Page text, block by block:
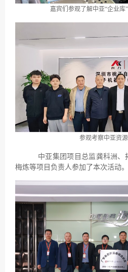
嘉宾们参观了解中亚“企业库
参观考察中亚资
中亚集团项目总监龚科洲、
梅炼等项目负责人参加了本次活动。